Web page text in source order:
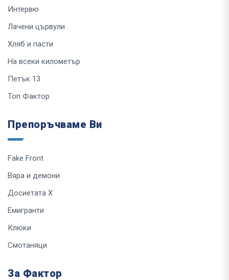
Интервю
Лачени цървули
Хляб и пасти
На всеки километър
Петък 13
Топ Фактор
Препоръчваме Ви
Fake Front
Вяра и демони
Досиетата Х
Емигранти
Клюки
Смотаняци
За Фактор